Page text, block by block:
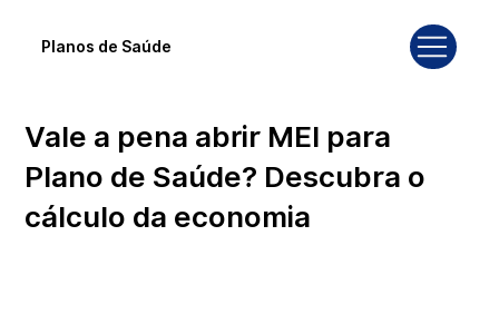
Planos de Saúde
Vale a pena abrir MEI para
Plano de Saúde? Descubra o
cálculo da economia